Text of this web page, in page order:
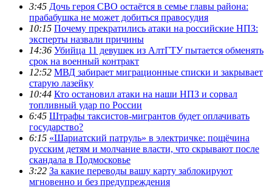
3:45 Дочь героя СВО остаётся в семье главы района:
прабабушка не может добиться правосудия
10:15 Почему прекратились атаки на российские НПЗ:
эксперты назвали причины
14:36 Убийца 11 девушек из АлтГТУ пытается обменять
срок на военный контракт
12:52 МВД забирает миграционные списки и закрывает
старую лазейку
10:44 Кто остановил атаки на наши НПЗ и сорвал
топливный удар по России
6:45 Штрафы таксистов-мигрантов будет оплачивать
государство?
6:15 «Шариатский патруль» в электричке: пощёчина
русским детям и молчание власти, что скрывают после
скандала в Подмосковье
3:22 За какие переводы вашу карту заблокируют
мгновенно и без предупреждения